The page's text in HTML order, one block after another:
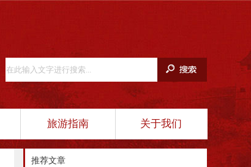
旅游指南 关于我们
推荐文章